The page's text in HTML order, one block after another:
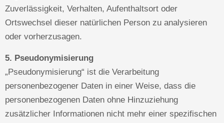
Zuverlässigkeit, Verhalten, Aufenthaltsort oder
Ortswechsel dieser natürlichen Person zu analysieren
oder vorherzusagen.
5. Pseudonymisierung
„Pseudonymisierung“ ist die Verarbeitung
personenbezogener Daten in einer Weise, dass die
personenbezogenen Daten ohne Hinzuziehung
zusätzlicher Informationen nicht mehr einer spezifischen